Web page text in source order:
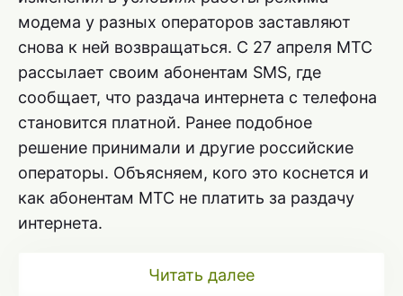
модема у разных операторов заставляют
снова к ней возвращаться. С 27 апреля МТС
рассылает своим абонентам SMS, где
сообщает, что раздача интернета с телефона
становится платной. Ранее подобное
решение принимали и другие российские
операторы. Объясняем, кого это коснется и
как абонентам МТС не платить за раздачу
интернета.
Читать далее